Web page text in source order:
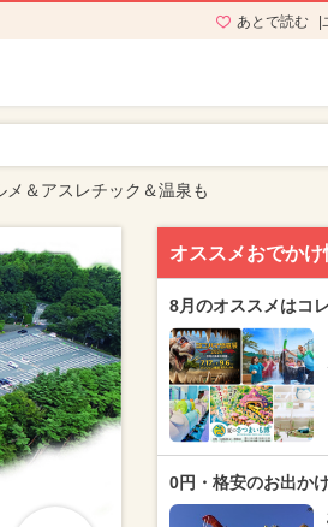
あとで読む
＆アスレチック＆温泉も
オススメおでかけ
8月のオススメはコレ
0円・格安のお出か